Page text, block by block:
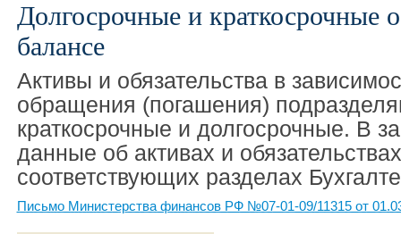
Долгосрочные и краткосрочные
балансе
Активы и обязательства в
обращения (погашения)
краткосрочные и долгосрочные. В
данные об активах и
соответствующих разделах
Письмо Министерства финансов РФ №07-01-09/11315 от